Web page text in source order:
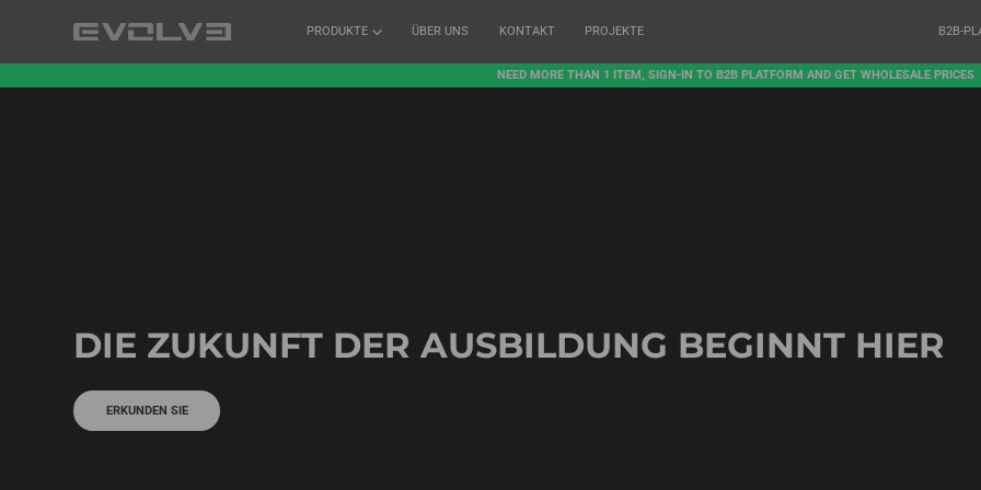
PRODUKTE ÜBER UNS KONTAKT PROJEKTE B2B-
NEED MORE THAN 1 ITEM, SIGN-IN TO B2B PLATFORM AND GET WHOLESALE PRICES
DIE ZUKUNFT DER AUSBILDUNG BEGINNT HIER
ERKUNDEN SIE